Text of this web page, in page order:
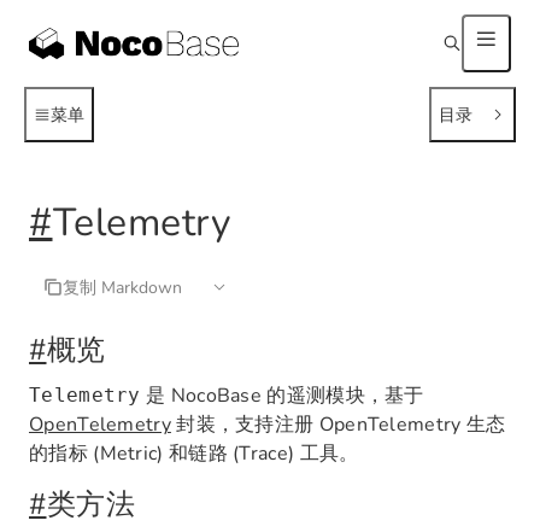
菜单 目录
#Telemetry
复制 Markdown
#概览
Telemetry 是 NocoBase 的遥测模块，基于
OpenTelemetry封装，支持注册 OpenTelemetry 生态
的指标 (Metric) 和链路 (Trace) 工具。
#类方法